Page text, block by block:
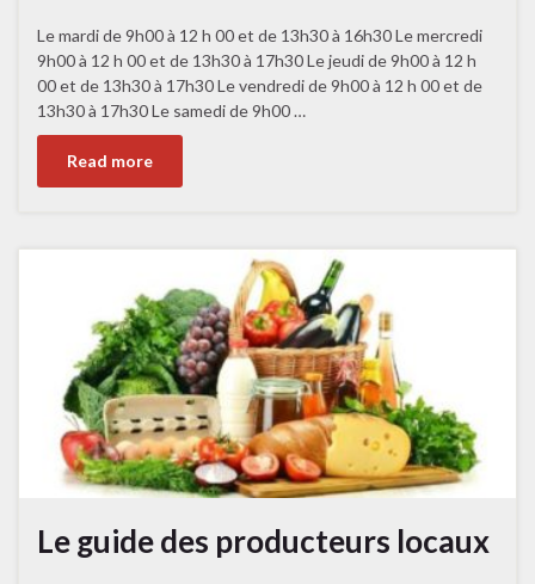
Le mardi de 9h00 à 12 h 00 et de 13h30 à 16h30 Le mercredi
9h00 à 12 h 00 et de 13h30 à 17h30 Le jeudi de 9h00 à 12 h
00 et de 13h30 à 17h30 Le vendredi de 9h00 à 12 h 00 et de
13h30 à 17h30 Le samedi de 9h00 …
Read more
Le guide des producteurs locaux